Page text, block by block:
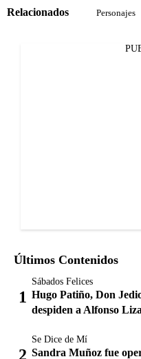
Relacionados Personajes
Últimos Contenidos
Sábados Felices
Hugo Patiño, Don
despiden a Alfonso
Se Dice de Mí
Sandra Muñoz fue